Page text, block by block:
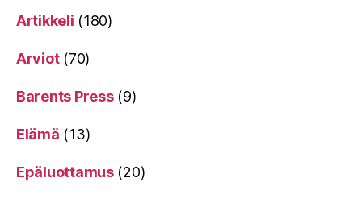
Artikkeli (180)
Arviot(70)
Barents Press(9)
Elämä (13)
Epäluottamus(20)